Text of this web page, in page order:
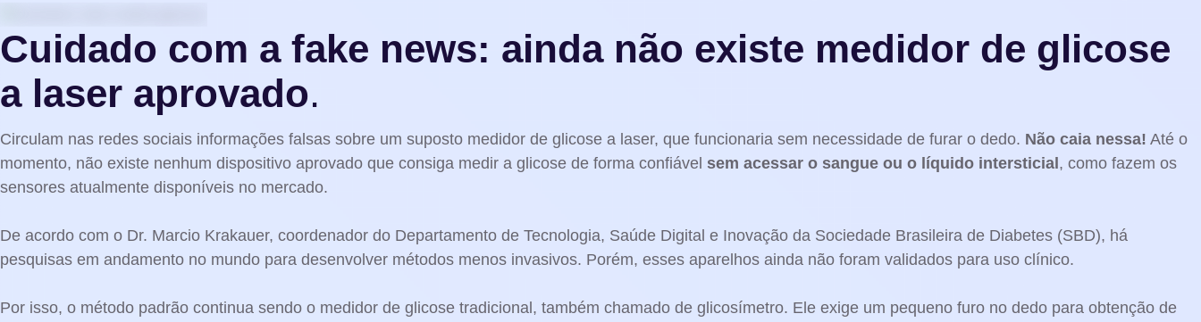
Cuidado com a fake news: ainda não existe medidor de glicose
a laser aprovado.
Circulam nas redes sociais informações falsas sobre um suposto medidor de glicose a laser, que funcionaria sem necessidade de furar o dedo. Não caia nessa! Até o
momento, não existe nenhum dispositivo aprovado que consiga medir a glicose de forma confiável sem acessar o sangue ou o líquido intersticial , como fazem os
sensores atualmente disponíveis no mercado.
De acordo com o Dr. Marcio Krakauer, coordenador do Departamento de Tecnologia, Saúde Digital e Inovação da Sociedade Brasileira de Diabetes (SBD), há
pesquisas em andamento no mundo para desenvolver métodos menos invasivos. Porém, esses aparelhos ainda não foram validados para uso clínico.
Por isso, o método padrão continua sendo o medidor de glicose tradicional, também chamado de glicosímetro. Ele exige um pequeno furo no dedo para obtenção de